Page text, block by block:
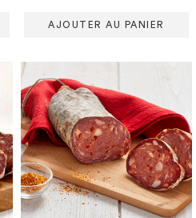
AJOUTER AU PANIER